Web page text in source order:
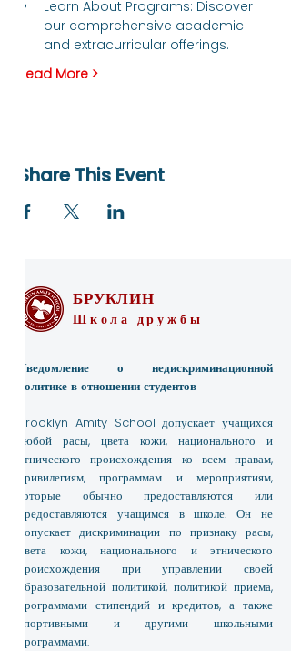
Learn About Programs: Discover
our comprehensive academic
and extracurricular offerings.
Read More >
Share This Event
БРУКЛИН
Школа дружбы
Уведомление о недискриминационной
политике в отношении студентов
Brooklyn Amity School допускает учащихся
любой расы, цвета кожи, национального и
этнического происхождения ко всем правам,
привилегиям, программам и мероприятиям,
которые обычно предоставляются или
предоставляются учащимся в школе. Он не
допускает дискриминации по признаку расы,
цвета кожи, национального и этнического
происхождения при управлении своей
образовательной политикой, политикой приема,
программами стипендий и кредитов, а также
спортивными и другими школьными
программами.